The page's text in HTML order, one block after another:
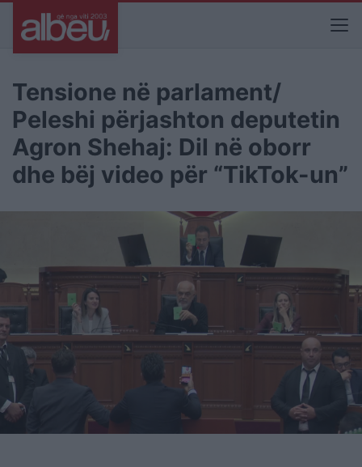
Tensione në parlament/
Peleshi përjashton deputetin
Agron Shehaj: Dil në oborr
dhe bëj video për “TikTok-un”